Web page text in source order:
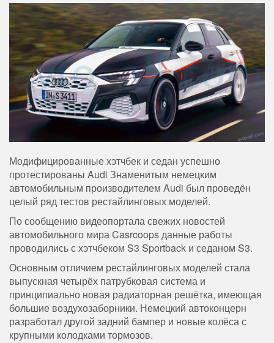
Модифицированные хэтчбек и седан успешно
протестированы Audi Знаменитым немецким
автомобильным производителем Audi был проведён
целый ряд тестов рестайлинговых моделей.
По сообщению видеопортала свежих новостей
автомобильного мира Casrcoops данные работы
проводились с хэтчбеком S3 Sportback и седаном S3.
Основным отличием рестайлинговых моделей стала
выпускная четырёх патрубковая система и
принципиально новая радиаторная решётка, имеющая
большие воздухозаборники. Немецкий автоконцерн
разработал другой задний бампер и новые колёса с
крупными колодками тормозов.